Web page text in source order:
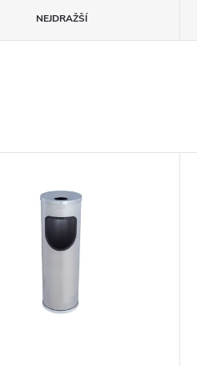
NEJDRAŽŠÍ